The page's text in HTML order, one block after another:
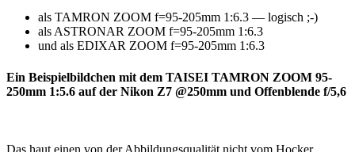
als TAMRON ZOOM f=95-205mm 1:6.3 — logisch ;-)
als ASTRONAR ZOOM f=95-205mm 1:6.3
und als EDIXAR ZOOM f=95-205mm 1:6.3
Ein Beispielbildchen mit dem TAISEI TAMRON ZOOM 95-
250mm 1:5.6 auf der Nikon Z7 @250mm und Offenblende f/5,6
Das haut einen von der Abbildungsqualität nicht vom Hocker …